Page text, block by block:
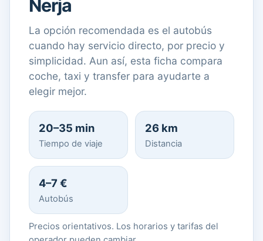
Nerja
La opción recomendada es el autobús
cuando hay servicio directo, por precio y
simplicidad. Aun así, esta ficha compara
coche, taxi y transfer para ayudarte a
elegir mejor.
20–35 min
Tiempo de viaje
26 km
Distancia
4–7 €
Autobús
Precios orientativos. Los horarios y tarifas del